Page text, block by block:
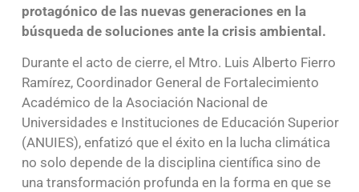
protagónico de las nuevas generaciones en la
búsqueda de soluciones ante la crisis ambiental.
Durante el acto de cierre, el Mtro. Luis Alberto Fierro
Ramírez, Coordinador General de Fortalecimiento
Académico de la Asociación Nacional de
Universidades e Instituciones de Educación Superior
(ANUIES), enfatizó que el éxito en la lucha climática
no solo depende de la disciplina científica sino de
una transformación profunda en la forma en que se